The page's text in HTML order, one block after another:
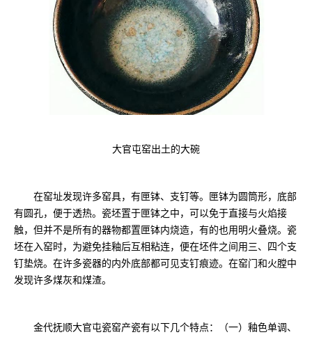
大官屯窑出土的大碗
在窑址发现许多窑具，有匣钵、支钉等。匣钵为圆筒形，底部
有圆孔，便于透热。瓷坯置于匣钵之中，可以免于直接与火焰接
触，但并不是所有的器物都置匣钵内烧造，有的也用明火叠烧。瓷
坯在入窑时，为避免挂釉后互相粘连，便在坯件之间用三、四个支
钉垫烧。在许多瓷器的内外底部都可见支钉痕迹。在窑门和火膛中
发现许多煤灰和煤渣。
金代抚顺大官屯瓷窑产瓷有以下几个特点：（一）釉色单调、